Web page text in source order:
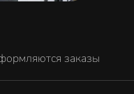
заказы